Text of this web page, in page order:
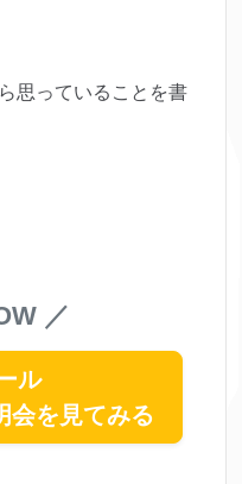
思っていることを書
／
ル
会を見てみる